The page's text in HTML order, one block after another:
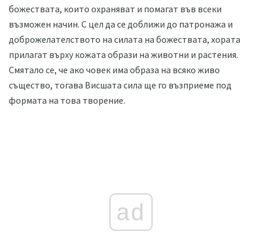
божествата, които охраняват и помагат във всеки
възможен начин. С цел да се доближи до патронажа и
доброжелателството на силата на божествата, хората
прилагат върху кожата образи на животни и растения.
Смятало се, че ако човек има образа на всяко живо
същество, тогава Висшата сила ще го възприеме под
формата на това творение.
ad